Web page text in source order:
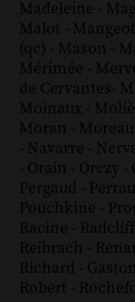
Madeleine -
Malot - Mangeot
(qc) - Mason -
Mérimée -
de Cervantes-
Moinaux -
Moran - Moreau
- Navarre -
- Orain - Orczy -
Pergaud -
Pouchkine -
Racine -
Reibrach -
Richard - Gaston
Robert -